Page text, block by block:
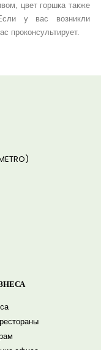
цвет горшка также
у вас возникли
проконсультирует.